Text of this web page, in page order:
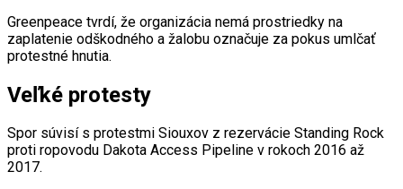
Greenpeace tvrdí, že organizácia nemá prostriedky na
zaplatenie odškodného a žalobu označuje za pokus umlčať
protestné hnutia.
Veľké protesty
Spor súvisí s protestmi Siouxov z rezervácie Standing Rock
proti ropovodu Dakota Access Pipeline v rokoch 2016 až
2017.